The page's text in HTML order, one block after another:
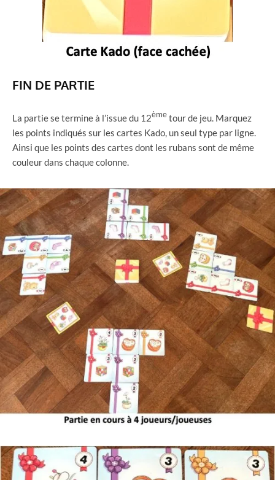
FIN DE PARTIE
La partie se termine à l’issue du 12ème tour de jeu. Marquez
les points indiqués sur les cartes Kado, un seul type par ligne.
Ainsi que les points des cartes dont les rubans sont de même
couleur dans chaque colonne.